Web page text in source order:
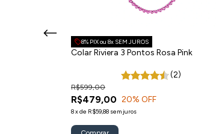
8% PIX ou 8x SEM JUROS
Colar Riviera 3 Pontos Rosa Pink
(2)
R$479,00
R$599,00
20% OFF
8xde R$59,88 sem juros